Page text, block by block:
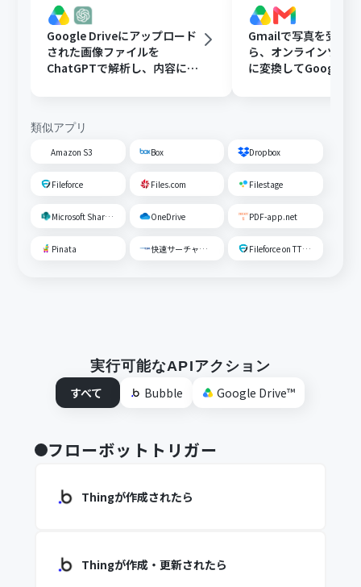
Google Driveにアップロード
された画像ファイルを
ChatGPTで解析し、内容に応
Gmailで写真を受け
ら、オンラインツー
に変換してGoogle
類似アプリ
Amazon S3 Box Dropbox
Fileforce Files.com Filestage
Microsoft SharePoint OneDrive PDF-app.net
Pinata 快速サーチャーGX Fileforce on TTS Cloud
実行可能なAPIアクション
すべて
Bubble Google Drive™
フローボットトリガー
Thingが作成されたら
Thingが作成・更新されたら